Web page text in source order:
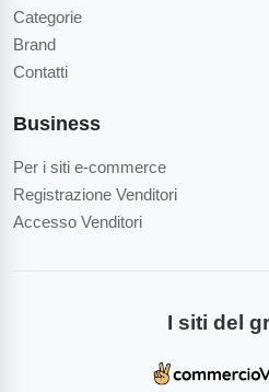
Categorie
Brand
Contatti
Business
Per i siti e-commerce
Registrazione Venditori
Accesso Venditori
I siti del